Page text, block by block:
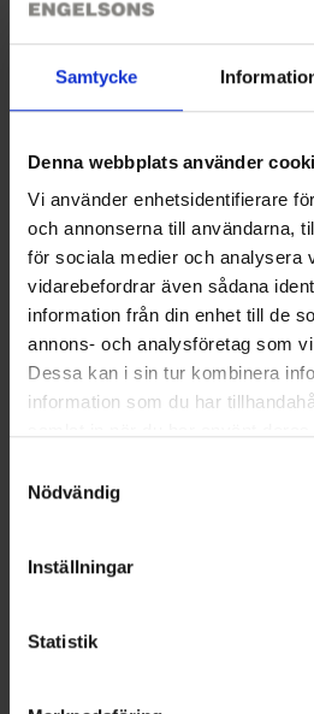
Samtycke
Denna webbplats använder
Vi använder enhetsidentifierare
och annonserna till användarna,
för sociala medier och analysera
vidarebefordrar även sådana
information från din enhet till de
annons- och analysföretag som
Dessa kan i sin tur kombinera
information som du har
Nödvändig
Inställningar
Statistik
Sukat Coolmax® Harmaa
Alk.6,50 €
Samankaltaiset tuotteet
High Mountain
45 €